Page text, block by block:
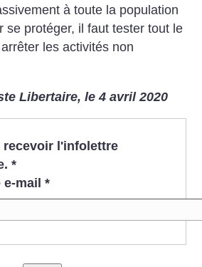
à toute la population
se protéger, il faut tester tout le
les activités non
Libertaire, le 4 avril 2020
recevoir l'infolettre
*
e-mail *